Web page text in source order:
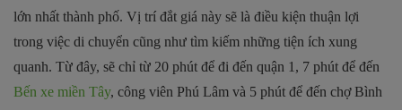
lớn nhất thành phố. Vị trí đắt giá này sẽ là điều kiện thuận lợi
trong việc di chuyển cũng như tìm kiếm những tiện ích xung
quanh. Từ đây, sẽ chỉ từ 20 phút để đi đến quận 1, 7 phút để đến
Bến xe miền Tây, công viên Phú Lâm và 5 phút để đến chợ Bình